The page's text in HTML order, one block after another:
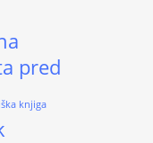
pred
knjiga